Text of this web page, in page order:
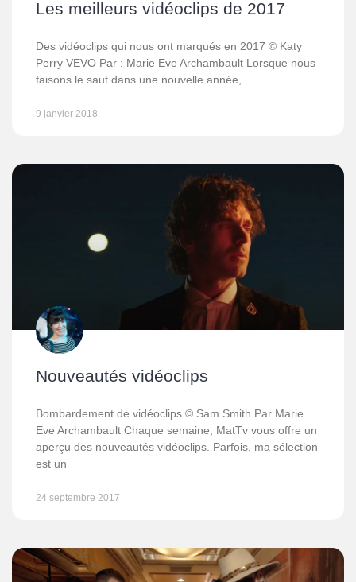
Les meilleurs vidéoclips de 2017
Des vidéoclips qui nous ont marqués en 2017 © Katy
Perry VEVO Par : Marie Eve Archambault Lorsque nous
faisons le saut dans une nouvelle année,
9 janvier 2018
Nouveautés vidéoclips
Bombardement de vidéoclips © Sam Smith Par Marie
Eve Archambault Chaque semaine, MatTv vous offre un
aperçu des nouveautés vidéoclips. Parfois, ma sélection
est un
24 septembre 2017